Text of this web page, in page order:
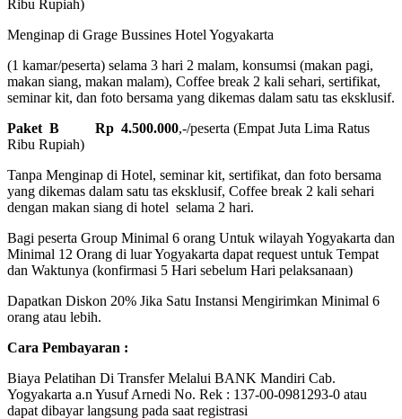
Ribu Rupiah)
Menginap di Grage Bussines Hotel Yogyakarta
(1 kamar/peserta) selama 3 hari 2 malam, konsumsi (makan pagi,
makan siang, makan malam), Coffee break 2 kali sehari, sertifikat,
seminar kit, dan foto bersama yang dikemas dalam satu tas eksklusif.
Paket B
Rp 4.500.000,-/peserta (Empat Juta Lima Ratus
Ribu Rupiah)
Tanpa Menginap di Hotel, seminar kit, sertifikat, dan foto bersama
yang dikemas dalam satu tas eksklusif, Coffee break 2 kali sehari
dengan makan siang di hotel selama 2 hari.
Bagi peserta Group Minimal 6 orang Untuk wilayah Yogyakarta dan
Minimal 12 Orang di luar Yogyakarta dapat request untuk Tempat
dan Waktunya (konfirmasi 5 Hari sebelum Hari pelaksanaan)
Dapatkan Diskon 20% Jika Satu Instansi Mengirimkan Minimal 6
orang atau lebih.
Cara Pembayaran :
Biaya Pelatihan Di Transfer Melalui BANK Mandiri Cab.
Yogyakarta a.n Yusuf Arnedi No. Rek : 137-00-0981293-0 atau
dapat dibayar langsung pada saat registrasi